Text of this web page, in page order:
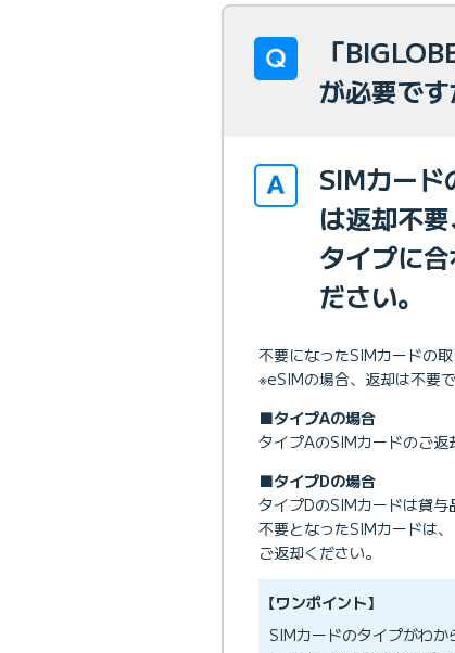
「
が必要で
SIMカード
は返却不
タイプに
ださい。
不要になったSIMカードの
※eSIMの場合、返却は不要
■タイプAの場合
タイプAのSIMカードのご返
■タイプDの場合
タイプDのSIMカードは貸与
不要となったSIMカードは
ご返却ください。
【ワンポイント】
SIMカードのタイプがわ